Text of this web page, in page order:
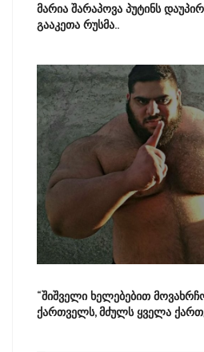
მარია შარაპოვა პუტინს
გააკეთა რუსმა..
“შიშველი ხელებებით
ქართველს, მძულს ყველა